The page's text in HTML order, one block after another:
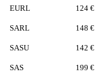
EURL 124 €
SARL 148 €
SASU 142 €
SAS 199 €